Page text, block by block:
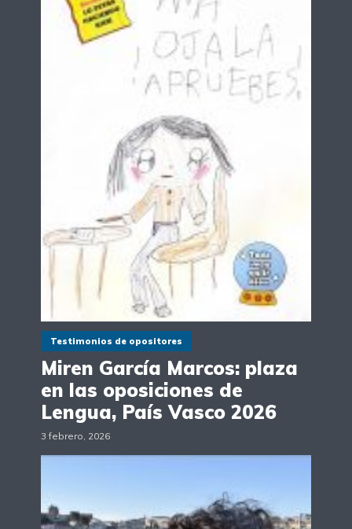
Testimonios de opositores
Miren García Marcos: plaza
en las oposiciones de
Lengua, País Vasco 2026
3 febrero, 2026